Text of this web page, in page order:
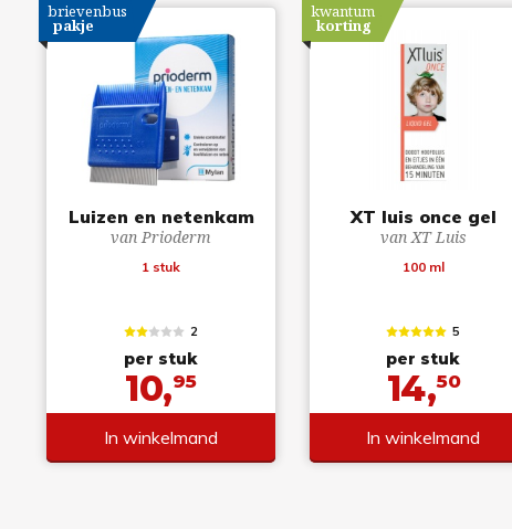
Luizen en netenkam
van Prioderm
1 stuk
brievenbus
pakje
2
per stuk
10,95
In winkelmand
XT luis once gel
van XT Luis
100 ml
kwantum
korting
5
per stuk
14,50
In winkelmand